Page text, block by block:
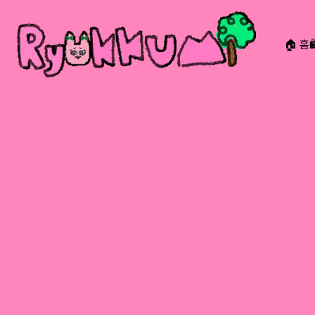
RYOKKUMi 🏠 홈